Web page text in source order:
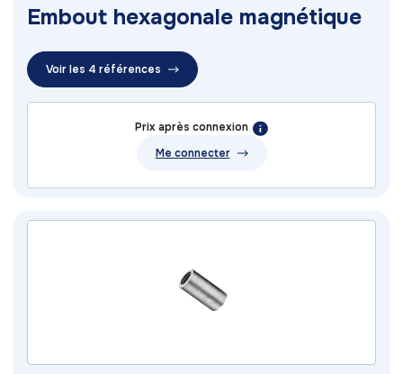
Embout hexagonale magnétique
Voir les 4 références
Prix après connexion
Me connecter